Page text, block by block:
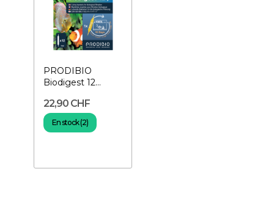
PRODIBIO
Biodigest 12
Bactéries pour
aquarium
22,90 CHF
En stock (2)